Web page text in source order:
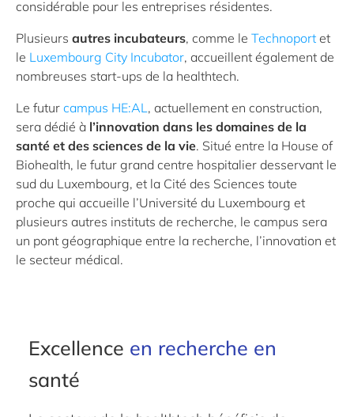
considérable pour les entreprises résidentes.
Plusieurs autres incubateurs, comme le Technoport et
le Luxembourg City Incubator, accueillent également de
nombreuses start-ups de la healthtech.
Le futur campus HE:AL, actuellement en construction,
sera dédié à l’innovation dans les domaines de la
santé et des sciences de la vie. Situé entre la House of
Biohealth, le futur grand centre hospitalier desservant le
sud du Luxembourg, et la Cité des Sciences toute
proche qui accueille l’Université du Luxembourg et
plusieurs autres instituts de recherche, le campus sera
un pont géographique entre la recherche, l’innovation et
le secteur médical.
Excellence en recherche en
santé